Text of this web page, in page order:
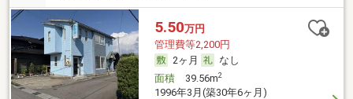
5.50万円
管理費等2,200円
2ヶ月
なし
面積39.56m2
1996年3月(築30年6ヶ月)